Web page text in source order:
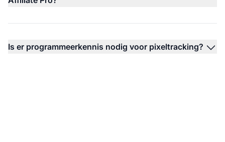
Is er programmeerkennis nodig voor pixeltracking?